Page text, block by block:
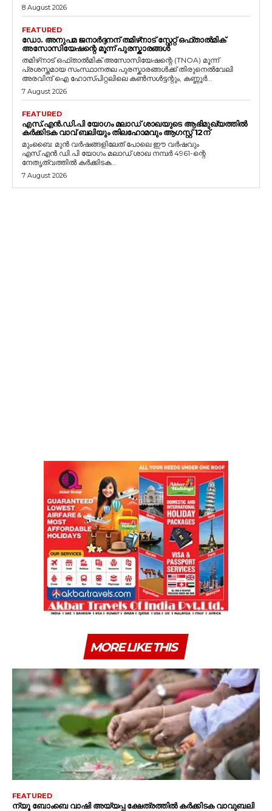
8 August 2026
FEATURED
ഡോ. അനുപമ ജനാർദ്ദനന് തമിഴ്‌നാട് സ്റ്റേറ്റ് ഒഫ്താൽമിക്
അസോസിയേഷന്റെ മൂന്ന് പുരസ്കാരങ്ങൾ
തമിഴ്‌നാട് ഒഫ്താൽമിക് അസോസിയേഷന്റെ (TNOA) മൂന്ന്
പ്രശസ്തമായ സംസ്ഥാനതല പുരസ്കാരങ്ങൾക്ക് തിരുനെൽവേലി
അരവിന്ദ് ഐ ഹോസ്പിറ്റലിലെ കൺസൾട്ടന്റും, കണ്ണൂർ...
7 August 2026
FEATURED
എസ്.എൻ.ഡി.പി യോഗം മലാഡ് ശാഖയുടെ ആഭിമുഖ്യത്തിൽ
കർക്കിടക വാവ് ബലിയും തിലഹോമവും ആഗസ്റ്റ് 12ന്
മുംബൈ: മുൻ വർഷങ്ങളിലേത് പോലെ ഈ വർഷവും
എസ്.എൻ.ഡി.പി യോഗം മലാഡ് ശാഖ നമ്പർ 4961-ന്റെ
നേതൃത്വത്തിൽ കർക്കിടക...
7 August 2026
MORE LIKE THIS
FEATURED
ന്യൂ ബോംബെ വാഷി അയ്യപ്പ ക്ഷേത്രത്തിൽ കർക്കിടക വാവുബലി